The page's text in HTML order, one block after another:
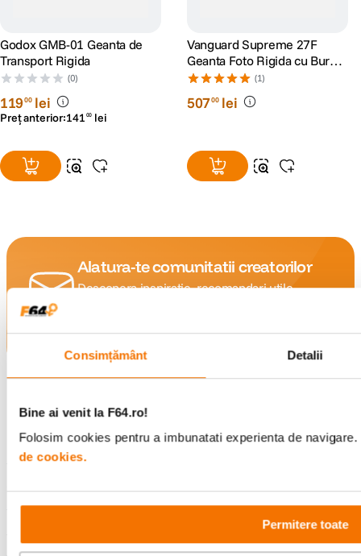
Consimțământ Detalii
Bine ai venit la F64.ro!
Folosim cookies pentru a imbunatati experienta de
de cookies.
Permitere toate
Godox GMB-01 Geanta de
Transport Rigida
(0)
11900 lei
Preț anterior:141 00 lei
Vanguard Supreme 27F
Geanta Foto Rigida cu Burete
Interior
(1)
50700 lei
Alatura-te comunitatii creatorilor
Descopera inspiratie, recomandari utile,
specializata
Comenzi si livrare